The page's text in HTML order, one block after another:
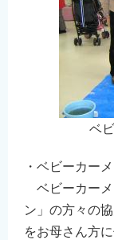
ベ
・ベビーカー
ベビーカーメ
ン」の方々の
をお母さん方